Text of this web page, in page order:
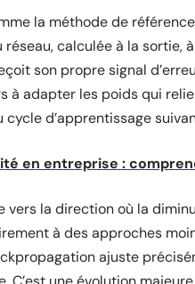
la méthode de
réseau, calculée à la sortie,
son propre signal
à adapter les poids qui
d’apprentissage
en entreprise :
la direction où la
à des approches
ajuste